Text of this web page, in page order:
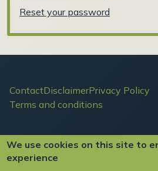
Reset your password
Footer
ContactDisclaimerPrivacy Policy
Terms and conditions
User account menu
Log in
We use cookies on this site to
experience